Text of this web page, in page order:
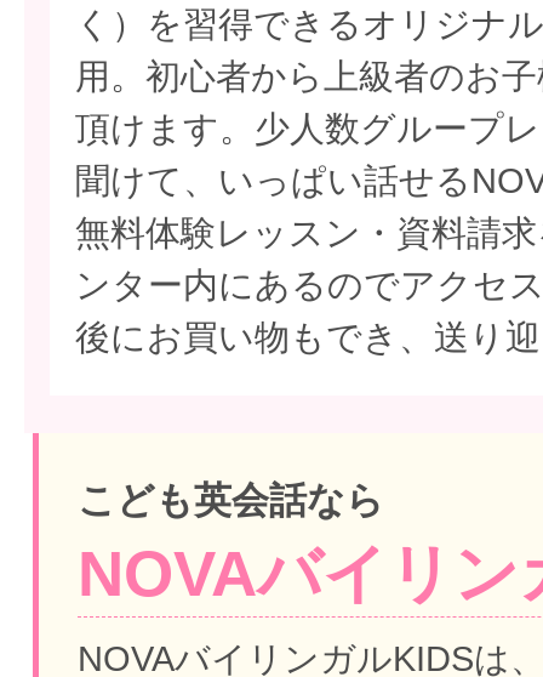
く）を習得できるオリジナ
用。初心者から上級者のお
頂けます。少人数グループ
聞けて、いっぱい話せる
無料体験レッスン・資料請
ンター内にあるのでアクセ
後にお買い物もでき、送り
こども英会話なら
NOVAバイリン
NOVAバイリンガルKIDSは